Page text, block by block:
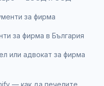
за фирма
за фирма в България
или адвокат за фирма
— как да печелите